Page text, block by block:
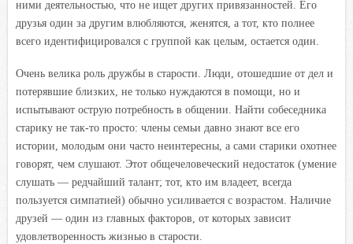
ними деятельностью, что не ищет других привязанностей. Его
друзья один за другим влюбляются, женятся, а тот, кто полнее
всего идентифицировался с группой как целым, остается один.
Очень велика роль дружбы в старости. Люди, отошедшие от дел и
потерявшие близких, не только нуждаются в помощи, но и
испытывают острую потребность в общении. Найти собеседника
старику не так-то просто: члены семьи давно знают все его
истории, молодым они часто неинтересны, а сами старики охотнее
говорят, чем слушают. Этот общечеловеческий недостаток (умение
слушать — редчайший талант; тот, кто им владеет, всегда
пользуется симпатией) обычно усиливается с возрастом. Наличие
друзей — один из главных факторов, от которых зависит
удовлетворенность жизнью в старости.